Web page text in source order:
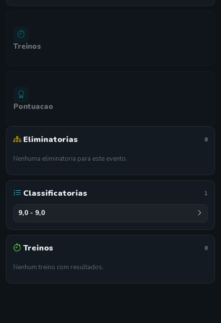
Treinos
Pontuacao
Eliminatorias 0
Nenhuma eliminatoria para este evento.
Classificatorias 1
9,0 - 9,0
Treinos 0
Nenhum treino com resultados.